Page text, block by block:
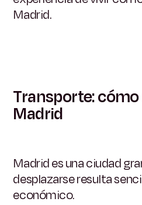
Madrid.
Transporte:
Madrid
Madrid es una ciudad
desplazarse resulta
económico.